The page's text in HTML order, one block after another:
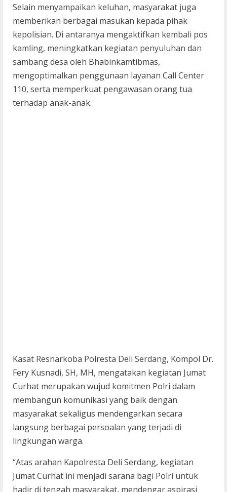
Selain menyampaikan keluhan, masyarakat juga
memberikan berbagai masukan kepada pihak
kepolisian. Di antaranya mengaktifkan kembali pos
kamling, meningkatkan kegiatan penyuluhan dan
sambang desa oleh Bhabinkamtibmas,
mengoptimalkan penggunaan layanan Call Center
110, serta memperkuat pengawasan orang tua
terhadap anak-anak.
Kasat Resnarkoba Polresta Deli Serdang, Kompol Dr.
Fery Kusnadi, SH, MH, mengatakan kegiatan Jumat
Curhat merupakan wujud komitmen Polri dalam
membangun komunikasi yang baik dengan
masyarakat sekaligus mendengarkan secara
langsung berbagai persoalan yang terjadi di
lingkungan warga.
“Atas arahan Kapolresta Deli Serdang, kegiatan
Jumat Curhat ini menjadi sarana bagi Polri untuk
hadir di tengah masyarakat, mendengar aspirasi